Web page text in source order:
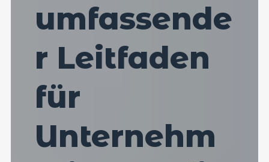
umfassende
r Leitfaden
für
Unternehm